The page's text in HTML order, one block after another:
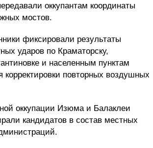
оккупантам координаты
мостов.
фиксировали результаты
ударов по Краматорску,
и населенным пунктам
повторных воздушных
оккупации Изюма и Балаклеи
кандидатов в состав местных